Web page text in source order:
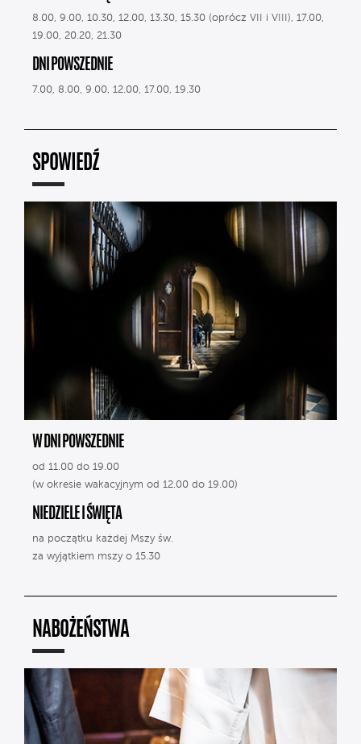
8.00, 9.00, 10.30, 12.00, 13.30, 15.30 (oprócz VII i VIII), 17.00,
19.00, 20.20, 21.30
DNI POWSZEDNIE
7.00, 8.00, 9.00, 12.00, 17.00, 19.30
SPOWIEDŹ
W DNI POWSZEDNIE
od 11.00 do 19.00
(w okresie wakacyjnym od 12.00 do 19.00)
NIEDZIELE I ŚWIĘTA
na początku każdej Mszy św.
za wyjątkiem mszy o 15.30
NABOŻEŃSTWA